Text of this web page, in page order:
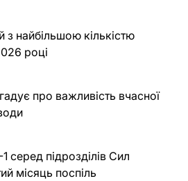
з найбільшою кількістю
році
про важливість вчасної
підрозділів Сил
місяць поспіль